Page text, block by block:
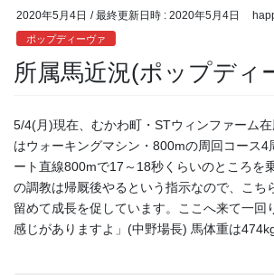
2020年5月4日 / 最終更新日時 : 2020年5月4日
ポップディーヴァ
所属馬近況(ポップディ
5/4(月)現在、むかわ町・STウィンファーム
はウォーキングマシン・800mの周回コース4
ート直線800mで17～18秒くらいのところを
の調教は帰厩後やるという指示なので、こち
留めて成長を促しています。ここへ来て一回
感じがありますよ」(中野場長) 馬体重は474kg